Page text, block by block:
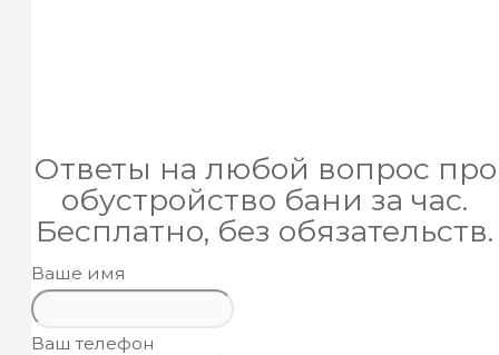
Ответы на любой вопрос про
обустройство бани за час.
Бесплатно, без обязательств.
Ваше имя
Ваш телефон